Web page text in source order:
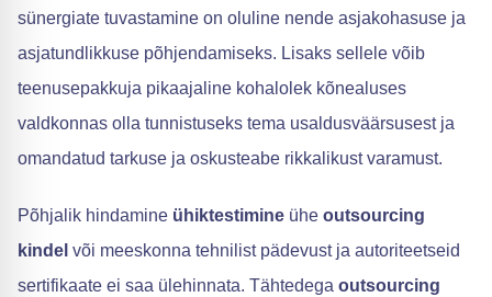
sünergiate tuvastamine on oluline nende asjakohasuse ja
asjatundlikkuse põhjendamiseks. Lisaks sellele võib
teenusepakkuja pikaajaline kohalolek kõnealuses
valdkonnas olla tunnistuseks tema usaldusväärsusest ja
omandatud tarkuse ja oskusteabe rikkalikust varamust.
Põhjalik hindamine ühiktestimine ühe outsourcing
kindel või meeskonna tehnilist pädevust ja autoriteetseid
sertifikaate ei saa ülehinnata. Tähtedega outsourcing